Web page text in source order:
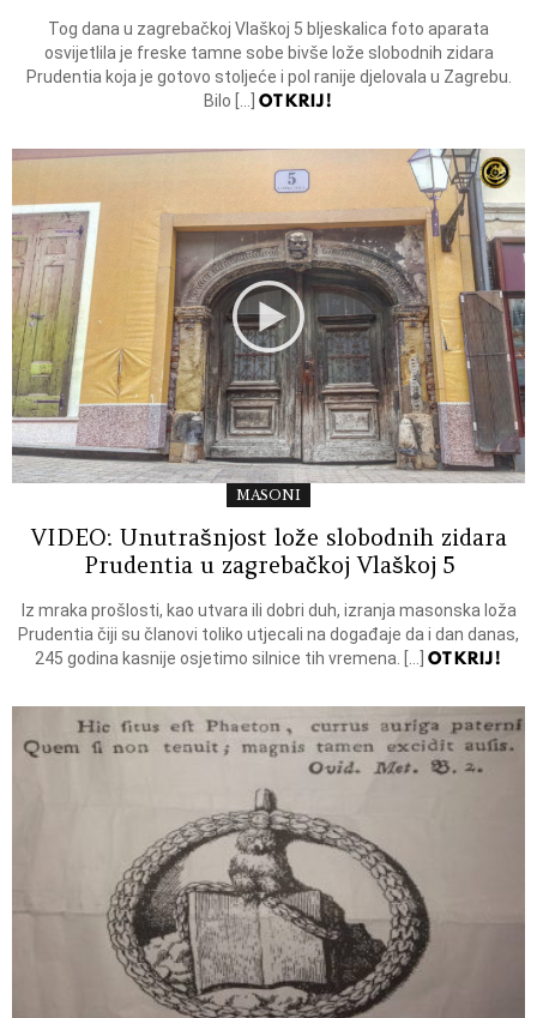
Tog dana u zagrebačkoj Vlaškoj 5 bljeskalica foto aparata
osvijetlila je freske tamne sobe bivše lože slobodnih zidara
Prudentia koja je gotovo stoljeće i pol ranije djelovala u Zagrebu.
Bilo […] OTKRIJ!
MASONI
VIDEO: Unutrašnjost lože slobodnih zidara
Prudentia u zagrebačkoj Vlaškoj 5
Iz mraka prošlosti, kao utvara ili dobri duh, izranja masonska loža
Prudentia čiji su članovi toliko utjecali na događaje da i dan danas,
245 godina kasnije osjetimo silnice tih vremena. […] OTKRIJ!